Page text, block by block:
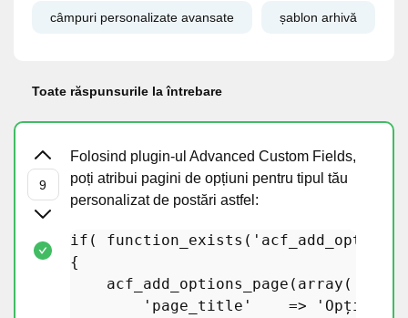
câmpuri personalizate avansate șablon arhivă
Toate răspunsurile la întrebare
Folosind plugin-ul Advanced Custom Fields,
poți atribui pagini de opțiuni pentru tipul tău
personalizat de postări astfel:
if ( function_exists (
{
acf_add_options_page ( array (
'page_title'
    =>
'Opțiuni